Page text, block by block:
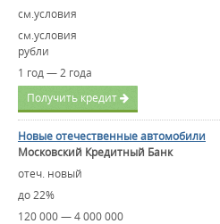
см.условия
см.условия
рубли
1 год — 2 года
Получить кредит
Новые отечественные автомобили
Московский Кредитный Банк
отеч. новый
до 22%
120 000 — 4 000 000